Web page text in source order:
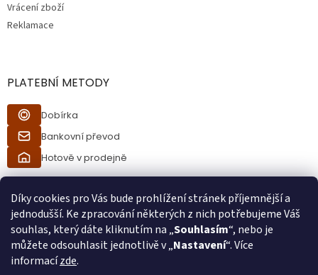
Díky cookies pro Vás bude prohlížení stránek příjemnější a
jednodušší. Ke zpracování některých z nich potřebujeme Váš
souhlas, který dáte kliknutím na „Souhlasím“, nebo je
můžete odsouhlasit jednotlivě v „Nastavení“. Více
informacízde.
Vrácení zboží
Reklamace
PLATEBNÍ METODY
Dobírka
Bankovní převod
Hotově v prodejně